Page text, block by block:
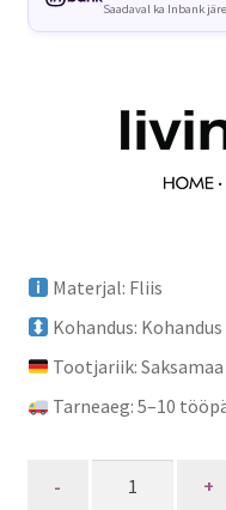
Saadaval ka Inbank
Materjal: Fliis
Kohandus:
Tootjariik: Saksamaa
Tarneaeg: 5–10